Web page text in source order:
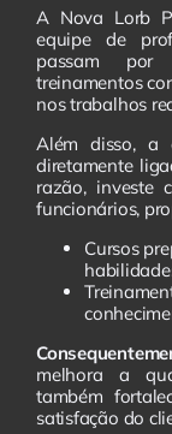
A Nova Lorb
equipe de
passam por
treinamentos
nos trabalhos
Além disso, a
diretamente
razão, investe
funcionários,
Cursos
melhora a
também
satisfação do